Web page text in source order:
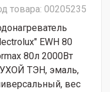
товара: 00205235
EWH 80
80л 2000Вт
ТЭН, эмаль,
вес